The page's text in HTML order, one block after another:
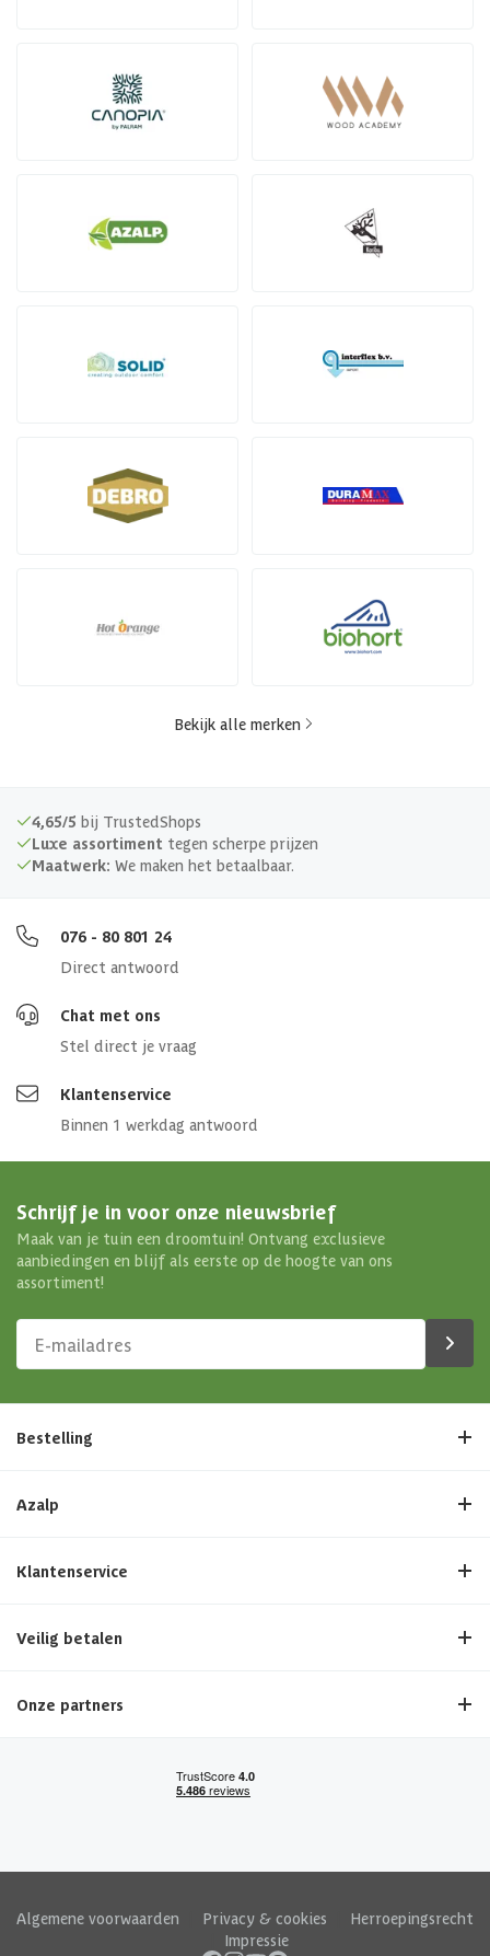
Bekijk alle merken
4,65/5 bij TrustedShops
Luxe assortiment tegen scherpe prijzen
Maatwerk: We maken het betaalbaar.
076 - 80 801 24
Direct antwoord
Chat met ons
Stel direct je vraag
Klantenservice
Binnen 1 werkdag antwoord
Schrijf je in voor onze nieuwsbrief
Maak van je tuin een droomtuin! Ontvang exclusieve
aanbiedingen en blijf als eerste op de hoogte van ons
assortiment!
Bestelling
Azalp
Klantenservice
Veilig betalen
Onze partners
Algemene voorwaarden Privacy & cookies
Herroepingsrecht
Impressie